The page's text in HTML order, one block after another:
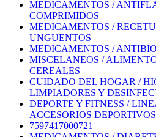
MEDICAMENTOS /
COMPRIMIDOS
MEDICAMENTOS /
UNGUENTOS
MEDICAMENTOS /
MISCELANEOS /
CEREALES
CUIDADO DEL HOGAR /
LIMPIADORES Y
DEPORTE Y FITNESS /
ACCESORIOS DEPORTIVOS
7597417000721